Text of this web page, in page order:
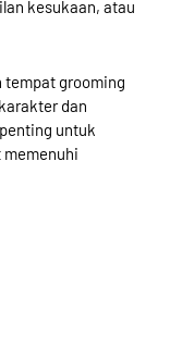
kesukaan, atau
tempat grooming
dan
untuk